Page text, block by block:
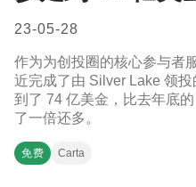
23-05-28
作为为创投圈的核心参与者
近完成了由 Silver Lake 领
到了 74 亿美金，比去年底
了一倍还多。
免费 Carta